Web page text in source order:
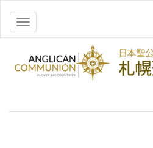
ナビゲーションを切り替え